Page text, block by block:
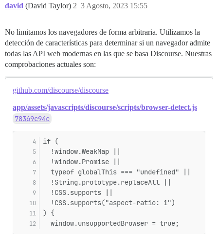
david (David Taylor) 3 Agosto, 2023 15:55
2
No limitamos los navegadores de forma arbitraria. Utilizamos la
detección de características para determinar si un navegador admite
todas las API web modernas en las que se basa Discourse. Nuestras
comprobaciones actuales son:
github.com/discourse/discourse
app/assets/javascripts/discourse/scripts/browser-detect.js
78369c94c
if (
  !window.WeakMap ||
  !window.Promise ||
  typeof globalThis === "undefined" ||
  !String.prototype.replaceAll ||
  !CSS.supports ||
  !CSS.supports("aspect-ratio: 1")
) {
  window.unsupportedBrowser = true;